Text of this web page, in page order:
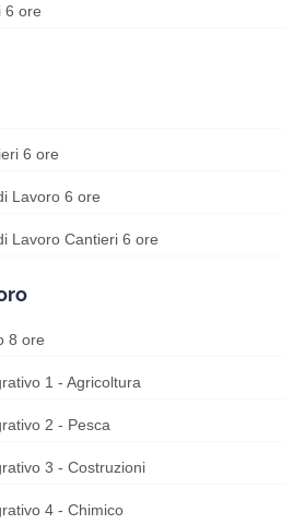
6 ore
6 ore
Lavoro 6 ore
Lavoro Cantieri 6 ore
8 ore
1 - Agricoltura
2 - Pesca
3 - Costruzioni
4 - Chimico